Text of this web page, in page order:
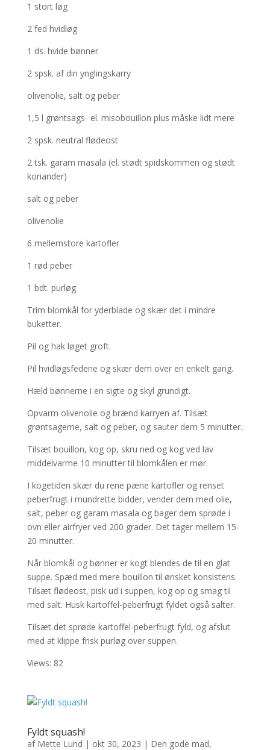
1 stort løg
2 fed hvidløg
1 ds. hvide bønner
2 spsk. af din ynglingskarry
olivenolie, salt og peber
1,5 l grøntsags- el. misobouillon plus måske lidt mere
2 spsk. neutral flødeost
2 tsk. garam masala (el. stødt spidskommen og stødt
koriander)
salt og peber
olivenolie
6 mellemstore kartofler
1 rød peber
1 bdt. purløg
Trim blomkål for yderblade og skær det i mindre
buketter.
Pil og hak løget groft.
Pil hvidløgsfedene og skær dem over en enkelt gang.
Hæld bønnerne i en sigte og skyl grundigt.
Opvarm olivenolie og brænd karryen af. Tilsæt
grøntsagerne, salt og peber, og sauter dem 5 minutter.
Tilsæt bouillon, kog op, skru ned og kog ved lav
middelvarme 10 minutter til blomkålen er mør.
I kogetiden skær du rene pæne kartofler og renset
peberfrugt i mundrette bidder, vender dem med olie,
salt, peber og garam masala og bager dem sprøde i
ovn eller airfryer ved 200 grader. Det tager mellem 15-
20 minutter.
Når blomkål og bønner er kogt blendes de til en glat
suppe. Spæd med mere bouillon til ønsket konsistens.
Tilsæt flødeost, pisk ud i suppen, kog op og smag til
med salt. Husk kartoffel-peberfrugt fyldet også salter.
Tilsæt det sprøde kartoffel-peberfrugt fyld, og afslut
med at klippe frisk purløg over suppen.
Views: 82
Fyldt squash!
af Mette Lund | okt 30, 2023 | Den gode mad,